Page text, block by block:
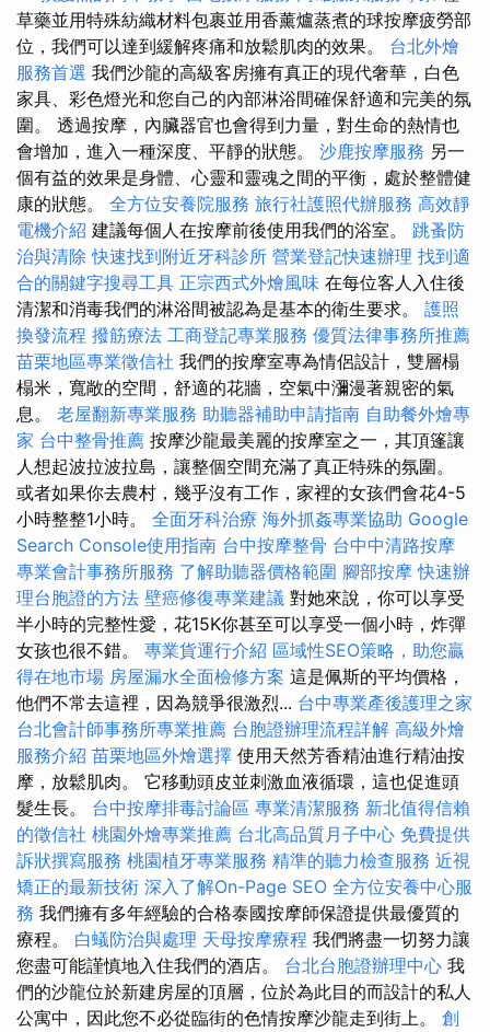
草藥並用特殊紡織材料包裹並用香薰爐蒸煮的球按摩疲勞部
位，我們可以達到緩解疼痛和放鬆肌肉的效果。 台北外燴
服務首選 我們沙龍的高級客房擁有真正的現代奢華，白色
家具、彩色燈光和您自己的內部淋浴間確保舒適和​​完美的氛
圍。 透過按摩，內臟器官也會得到力量，對生命的熱情也
會增加，進入一種深度、平靜的狀態。 沙鹿按摩服務 另一
個有益的效果是身體、心靈和靈魂之間的平衡，處於整體健
康的狀態。 全方位安養院服務 旅行社護照代辦服務 高效靜
電機介紹 建議每個人在按摩前後使用我們的浴室。 跳蚤防
治與清除 快速找到附近牙科診所 營業登記快速辦理 找到適
合的關鍵字搜尋工具 正宗西式外燴風味 在每位客人入住後
清潔和消毒我們的淋浴間被認為是基本的衛生要求。 護照
換發流程 撥筋療法 工商登記專業服務 優質法律事務所推薦
苗栗地區專業徵信社 我們的按摩室專為情侶設計，雙層榻
榻米，寬敞的空間，舒適的花牆，空氣中瀰漫著親密的氣
息。 老屋翻新專業服務 助聽器補助申請指南 自助餐外燴專
家 台中整骨推薦 按摩沙龍最美麗的按摩室之一，其頂篷讓
人想起波拉波拉島，讓整個空間充滿了真正特殊的氛圍。
或者如果你去農村，幾乎沒有工作，家裡的女孩們會花4-5
小時整整1小時。 全面牙科治療 海外抓姦專業協助 Google
Search Console使用指南 台中按摩整骨 台中中清路按摩
專業會計事務所服務 了解助聽器價格範圍 腳部按摩快速辦
理台胞證的方法 壁癌修復專業建議 對她來說，你可以享受
半小時的完整性愛，花15K你甚至可以享受一個小時，炸彈
女孩也很不錯。 專業貨運行介紹 區域性SEO策略，助您贏
得在地市場 房屋漏水全面檢修方案 這是佩斯的平均價格，
他們不常去這裡，因為競爭很激烈... 台中專業產後護理之家
台北會計師事務所專業推薦 台胞證辦理流程詳解 高級外燴
服務介紹 苗栗地區外燴選擇 使用天然芳香精油進行精油按
摩，放鬆肌肉。 它移動頭皮並刺激血液循環，這也促進頭
髮生長。 台中按摩排毒討論區 專業清潔服務 新北值得信賴
的徵信社 桃園外燴專業推薦 台北高品質月子中心 免費提供
訴狀撰寫服務 桃園植牙專業服務 精準的聽力檢查服務 近視
矯正的最新技術 深入了解On-Page SEO 全方位安養中心服
務 我們擁有多年經驗的合格泰國按摩師保證提供最優質的
療程。 白蟻防治與處理 天母按摩療程 我們將盡一切努力讓
您盡可能謹慎地入住我們的酒店。 台北台胞證辦理中心 我
們的沙龍位於新建房屋的頂層，位於為此目的而設計的私人
公寓中，因此您不必從臨街的色情按摩沙龍走到街上。 創